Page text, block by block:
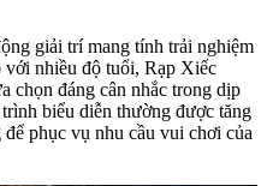
giải trí mang tính trải nghiệm
nhiều độ tuổi, Rạp Xiếc
chọn đáng cân nhắc trong dịp
biểu diễn thường được tăng
phục vụ nhu cầu vui chơi của